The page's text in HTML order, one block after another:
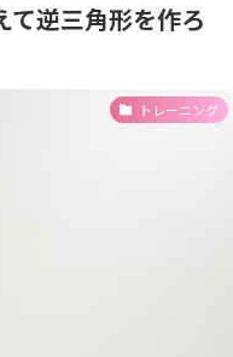
て逆三角形を作ろ
トレーニング